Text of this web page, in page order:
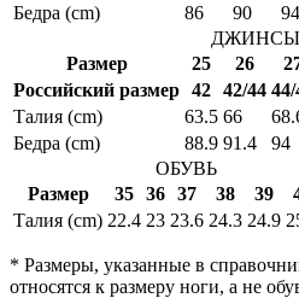
Бедра (cm)
86 90 94
ДЖИНСЫ
Размер
25 26
Российский размер 42 42/44 44/
Талия (cm)
63.5 66
Бедра (cm)
88.9 91.4 94
ОБУВЬ
Размер
35 36 37 38 39
Талия (cm) 22.4 23 23.6 24.3 24.9
* Размеры, указанные в
относятся к размеру ноги, а не